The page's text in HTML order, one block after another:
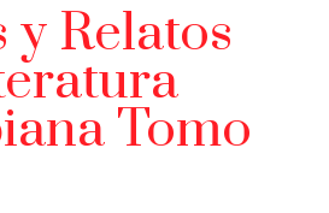
y Relatos
Tomo